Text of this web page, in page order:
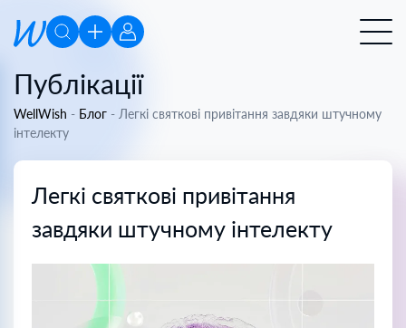
Публікації
WellWish - Блог - Легкі святкові привітання завдяки штучному
інтелекту
Легкі святкові привітання
завдяки штучному інтелекту